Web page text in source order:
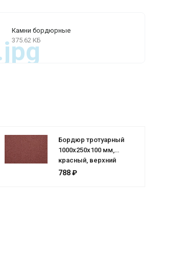
Камни бордюрные
375.62 КБ
Бордюр тротуарный
1000х250х100 мм,
красный, верхний
прокрас
788 ₽